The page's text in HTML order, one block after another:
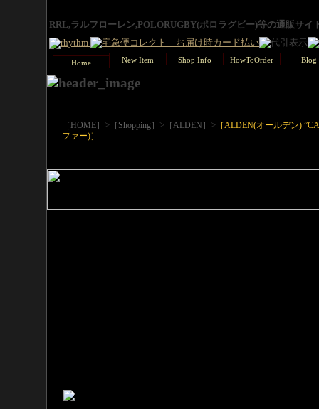
RRL,ラルフローレン,POLORUGBY(ポロラグビー)等の通販サ
Home New Item Shop Info HowToOrder Blog
［HOME］ > ［Shopping］ > ［ALDEN］ > ［ALDEN(オールデン)
ファー)］